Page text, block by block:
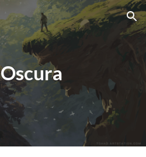
Skip to navigation